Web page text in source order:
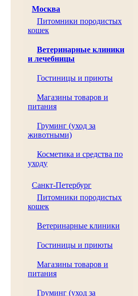
Москва
Питомники породистых
кошек
Ветеринарные клиники
и лечебницы
Гостиницы и приюты
Магазины товаров и
питания
Груминг (уход за
животными)
Косметика и средства по
уходу
Санкт-Петербург
Питомники породистых
кошек
Ветеринарные клиники
Гостиницы и приюты
Магазины товаров и
питания
Груминг (уход за